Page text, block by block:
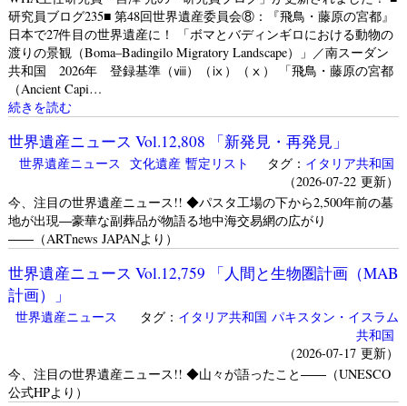
研究員ブログ235■ 第48回世界遺産委員会⑧：『飛鳥・藤原の宮都』
日本で27件目の世界遺産に！ 「ボマとバディンギロにおける動物の
渡りの景観（Boma–Badingilo Migratory Landscape）」／南スーダン
共和国 2026年 登録基準（ⅷ）（ⅸ）（ⅹ） 「飛鳥・藤原の宮都
（Ancient Capi…
続きを読む
世界遺産ニュース Vol.12,808 「新発見・再発見」
世界遺産ニュース 文化遺産 暫定リスト タグ： イタリア共和国
（2026-07-22 更新）
今、注目の世界遺産ニュース!! ◆パスタ工場の下から2,500年前の墓
地が出現―豪華な副葬品が物語る地中海交易網の広がり
――（ARTnews JAPANより）
世界遺産ニュース Vol.12,759 「人間と生物圏計画（MAB
計画）」
世界遺産ニュース タグ： イタリア共和国 パキスタン・イスラム
共和国
（2026-07-17 更新）
今、注目の世界遺産ニュース!! ◆山々が語ったこと――（UNESCO
公式HPより）